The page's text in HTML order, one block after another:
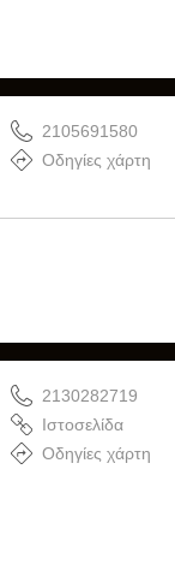
2105691580
Οδηγίες χάρτη
2130282719
Ιστοσελίδα
Οδηγίες χάρτη